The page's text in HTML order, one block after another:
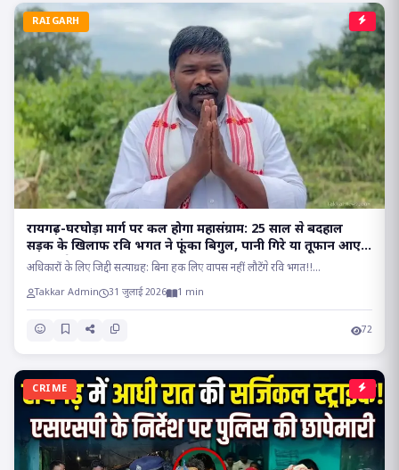
RAIGARH
रायगढ़-घरघोड़ा मार्ग पर कल होगा महासंग्राम: 25 साल से बदहाल
सड़क के खिलाफ रवि भगत ने फूंका बिगुल, पानी गिरे या तूफान आए,
होकर रहेगा चक्काजाम..
अधिकारों के लिए जिद्दी सत्याग्रह: बिना हक लिए वापस नहीं लौटेंगे रवि भगत!!...
Takkar Admin 31 जुलाई 2026 1 min
72
CRIME